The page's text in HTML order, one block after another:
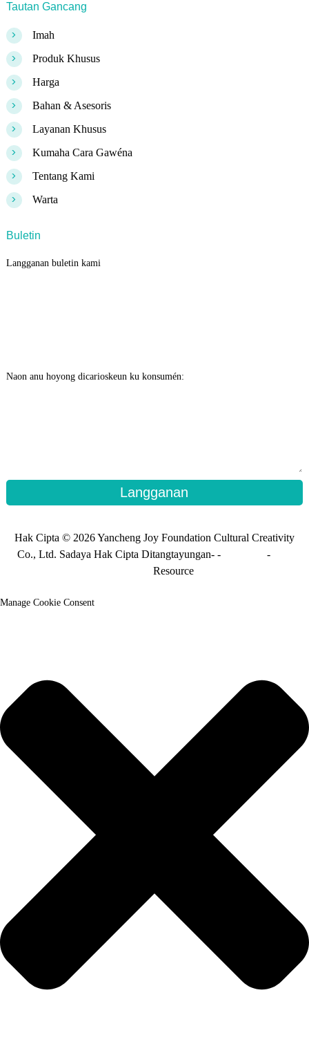
Tautan Gancang
> Imah
> Produk Khusus
> Harga
> Bahan & Asesoris
> Layanan Khusus
> Kumaha Cara Gawéna
> Tentang Kami
> Warta
Buletin
Langganan buletin kami
Naon anu hoyong dicarioskeun ku konsumén:
Langganan
Hak Cipta © 2026 Yancheng Joy Foundation Cultural Creativity
Co., Ltd. Sadaya Hak Cipta Ditangtayungan- -
-
Resource
Manage Cookie Consent